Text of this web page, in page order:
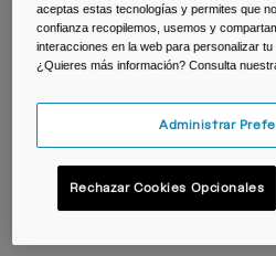
Accessorios
Botella infantil Thrive™
350ml, acero
aceptas estas tecnologías y permites que
confianza recopilemos, usemos y
interacciones en la web para personalizar tu
¿Quieres más información? Consulta
Administrar
Rechazar Cookies Opcionales